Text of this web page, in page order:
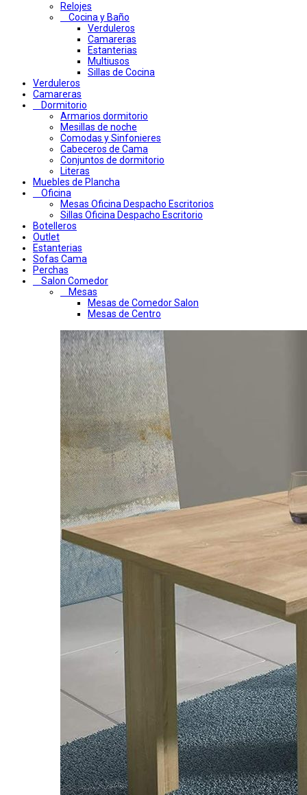
Relojes
Cocina y Baño
Verduleros
Camareras
Estanterias
Multiusos
Sillas de Cocina
Verduleros
Camareras
Dormitorio
Armarios dormitorio
Mesillas de noche
Comodas y Sinfonieres
Cabeceros de Cama
Conjuntos de dormitorio
Literas
Muebles de Plancha
Oficina
Mesas Oficina Despacho Escritorios
Sillas Oficina Despacho Escritorio
Botelleros
Outlet
Estanterias
Sofas Cama
Perchas
Salon Comedor
Mesas
Mesas de Comedor Salon
Mesas de Centro